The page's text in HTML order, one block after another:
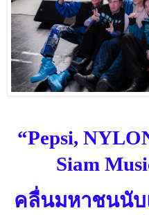
“Pepsi,
Siam
คลื่นมหาชนนั